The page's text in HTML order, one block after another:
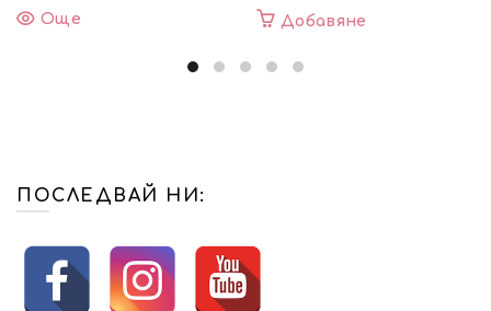
Още
was:
3.53€
(6.90
е:
2.51€
(4.90
Добавяне
ПОСЛЕДВАЙ НИ: